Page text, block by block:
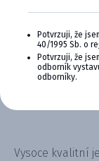
Norci,
Plazi,
Ptáci, Skot,
Vysoce kvalitní
Potvrzuji, že
40/1995 Sb. o
Potvrzuji, že
odborník
odborníky.